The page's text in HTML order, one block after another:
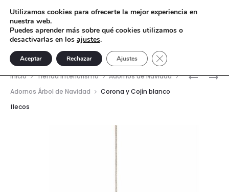
RATITA
CORONA
Inicio Tienda interiorismo
Adornos de Navidad
Adornos Árbol de Navidad
Corona y Cojín blanco
flecos
Utilizamos cookies para ofrecerte la mejor experiencia en
nuestra web.
Puedes aprender más sobre qué cookies utilizamos o
desactivarlas en los ajustes.
Aceptar Rechazar Ajustes Cerrar el banner de